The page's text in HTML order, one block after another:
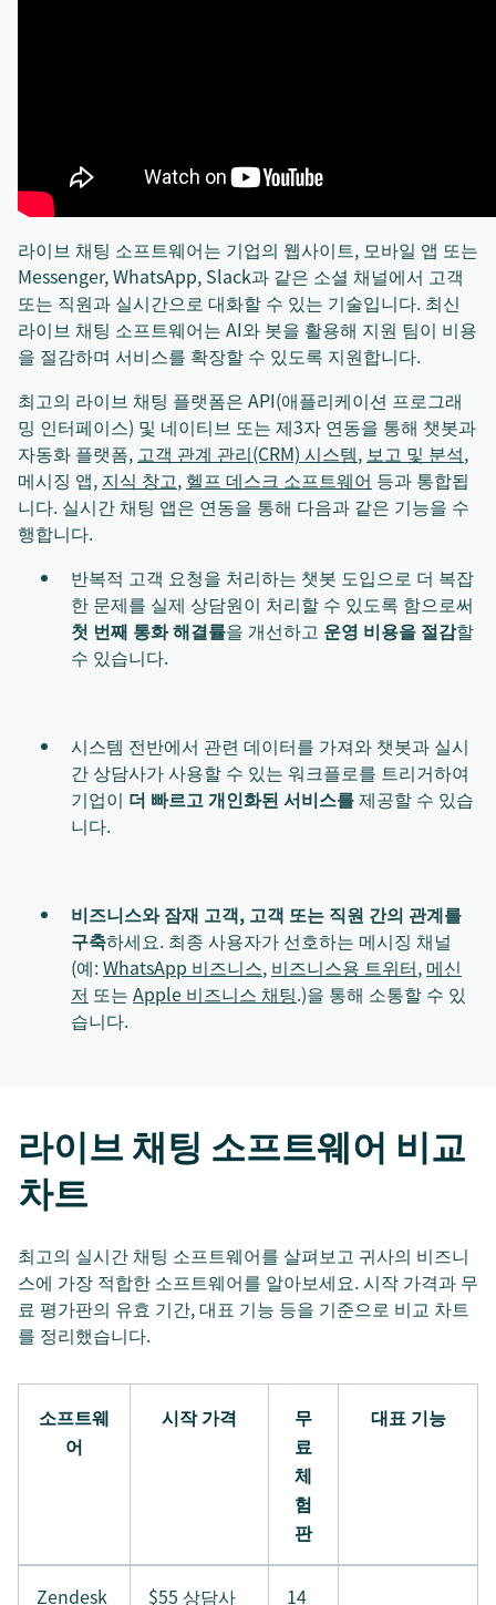
라이브 채팅 소프트웨어는 기업의 웹사이트, 모바일 앱 또는
Messenger, WhatsApp, Slack과 같은 소셜 채널에서 고객
또는 직원과 실시간으로 대화할 수 있는 기술입니다. 최신
라이브 채팅 소프트웨어는 AI와 봇을 활용해 지원 팀이 비용
을 절감하며 서비스를 확장할 수 있도록 지원합니다.
최고의 라이브 채팅 플랫폼은 API(애플리케이션 프로그래
밍 인터페이스) 및 네이티브 또는 제3자 연동을 통해 챗봇과
자동화 플랫폼, 고객 관계 관리(CRM) 시스템, 보고 및 분석,
메시징 앱, 지식 창고, 헬프 데스크 소프트웨어 등과 통합됩
니다. 실시간 채팅 앱은 연동을 통해 다음과 같은 기능을 수
행합니다.
반복적 고객 요청을 처리하는 챗봇 도입으로 더 복잡
한 문제를 실제 상담원이 처리할 수 있도록 함으로써
첫 번째 통화 해결률을 개선하고 운영 비용을 절감할
수 있습니다.
시스템 전반에서 관련 데이터를 가져와 챗봇과 실시
간 상담사가 사용할 수 있는 워크플로를 트리거하여
기업이 더 빠르고 개인화된 서비스를제공할 수 있습
니다.
비즈니스와 잠재 고객, 고객 또는 직원 간의 관계를
구축하세요. 최종 사용자가 선호하는 메시징 채널
(예:WhatsApp 비즈니스, 비즈니스용 트위터, 메신
저 또는 Apple 비즈니스 채팅.)을 통해 소통할 수 있
습니다.
라이브 채팅 소프트웨어 비교
차트
최고의 실시간 채팅 소프트웨어를 살펴보고 귀사의 비즈니
스에 가장 적합한 소프트웨어를 알아보세요. 시작 가격과 무
료 평가판의 유효 기간, 대표 기능 등을 기준으로 비교 차트
를 정리했습니다.
소프트웨
어
시작 가격
무
료
체
험
판
대표 기능
Zendesk $55 상담사 14